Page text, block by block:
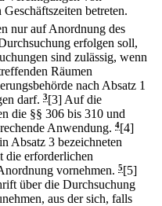
betreten.
nur auf Anordnung des
erfolgen soll,
sind zulässig, wenn
Räumen
nach Absatz 1
darf. 3[3] Auf die
die §§ 306 bis 310 und
Anwendung. 4[4]
Absatz 3 bezeichneten
die erforderlichen
vornehmen. 5[5]
über die Durchsuchung
aus der sich, falls